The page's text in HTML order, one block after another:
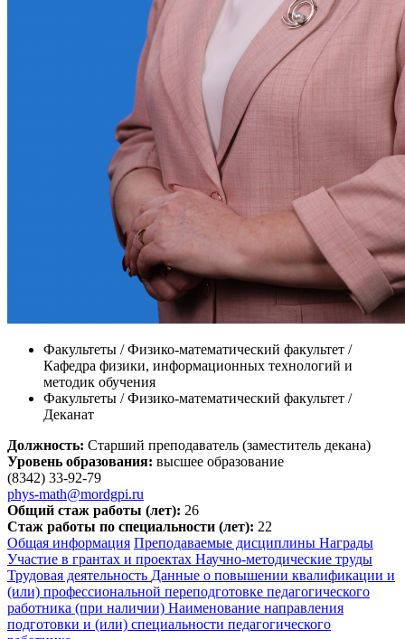
Факультеты / Физико-математический факультет /
Кафедра физики, информационных технологий и
методик обучения
Факультеты / Физико-математический факультет /
Деканат
Должность: Старший преподаватель (заместитель декана)
Уровень образования: высшее образование
(8342) 33-92-79
phys-math@mordgpi.ru
Общий стаж работы (лет): 26
Стаж работы по специальности (лет): 22
Общая информация Преподаваемые дисциплины Награды
Участие в грантах и проектах Научно-методические труды
Трудовая деятельность Данные о повышении квалификации и
(или) профессиональной переподготовке педагогического
работника (при наличии) Наименование направления
подготовки и (или) специальности педагогического